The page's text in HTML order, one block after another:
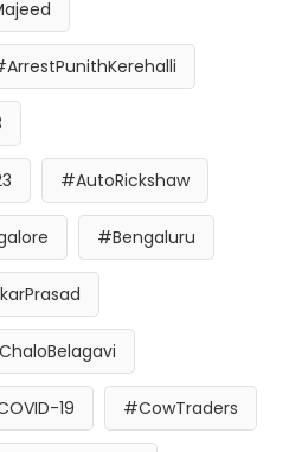
#AutoRickshaw
#Bengaluru
19 #CowTraders